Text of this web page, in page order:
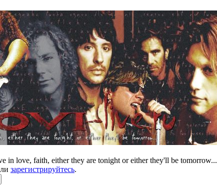
in love, faith, either they are tonight or either they'll be tomorrow...
зарегистрируйтесь.